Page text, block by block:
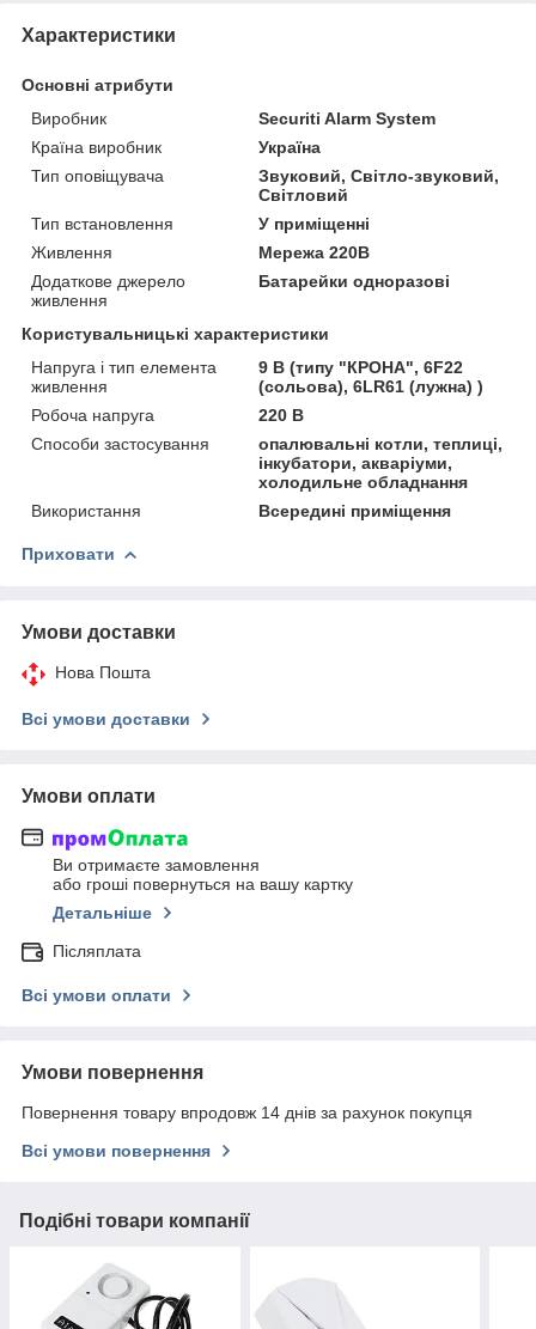
Характеристики
Основні атрибути
Виробник
Securiti Alarm System
Країна виробник
Україна
Тип оповіщувача
Звуковий, Світло-звуковий,
Світловий
Тип встановлення
У приміщенні
Живлення
Мережа 220В
Додаткове джерело
живлення
Батарейки одноразові
Користувальницькі характеристики
Напруга і тип елемента
живлення
9 В (типу "КРОНА", 6F22
(сольова), 6LR61 (лужна) )
Робоча напруга
220 В
Способи застосування
опалювальні котли, теплиці,
інкубатори, акваріуми,
холодильне обладнання
Використання
Всередині приміщення
Приховати
Умови доставки
Нова Пошта
Всі умови доставки
Умови оплати
Ви отримаєте замовлення
або гроші повернуться на вашу картку
Детальніше
Післяплата
Всі умови оплати
Умови повернення
Повернення товару впродовж 14 днів за рахунок покупця
Всі умови повернення
Подібні товари компанії